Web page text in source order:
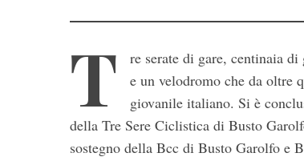
T
re serate di gare, centinaia
e un velodromo che da oltre
giovanile italiano. Si è
della Tre Sere Ciclistica di Busto
sostegno della Bcc di Busto Garolfo e